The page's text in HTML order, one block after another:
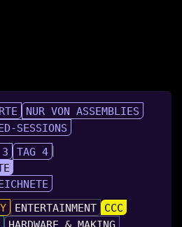
NUR VON ASSEMBLIES
SESSIONS
TAG 4
ENTERTAINMENT
CCC